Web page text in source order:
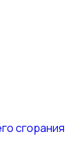
сгорания